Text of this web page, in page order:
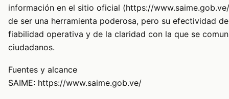
información en el sitio oficial (https://
de ser una herramienta poderosa, pero su efectividad
fiabilidad operativa y de la claridad con la que se
ciudadanos.
Fuentes y alcance
SAIME: https://www.saime.gob.ve/